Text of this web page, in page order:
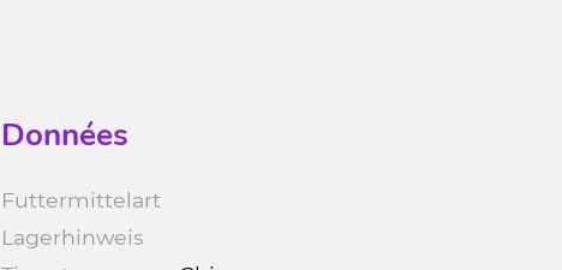
Données
Futtermittelart
Lagerhinweis